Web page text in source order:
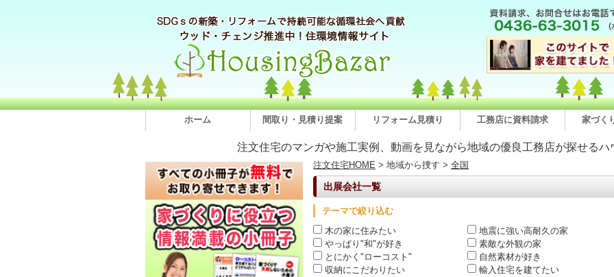
ホーム 間取り・見積り提案 リフォーム見積り 工務店に資料請求 家づく
注文住宅のマンガや施工実例、動画を見ながら地域の優良工務店が探せるハ
注文住宅HOME > 地域から捜す > 全国
出展会社一覧
テーマで絞り込む
木の家に住みたい
地震に強い高耐久の家
やっぱり"和"が好き
素敵な外観の家
とにかく"ローコスト"
自然素材が好き
収納にこだわりたい
輸入住宅を建てたい